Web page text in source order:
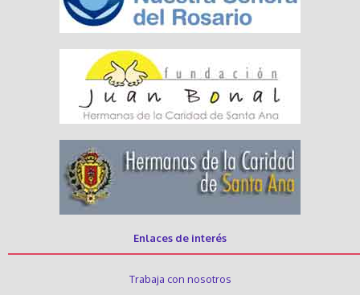
Enlaces de interés
Trabaja con nosotros